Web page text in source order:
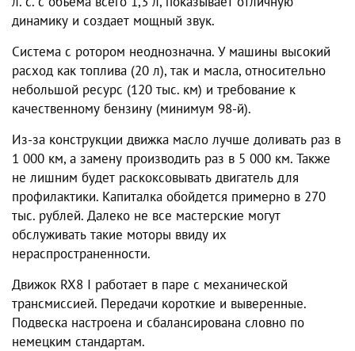
динамику и создает мощный звук.
Система с ротором неоднозначна. У машины высокий
расход как топлива (20 л), так и масла, относительно
небольшой ресурс (120 тыс. км) и требование к
качественному бензину (минимум 98-й).
Из-за конструкции движка масло лучше доливать раз в
1 000 км, а замену производить раз в 5 000 км. Также
не лишним будет раскоксовывать двигатель для
профилактики. Капиталка обойдется примерно в 270
тыс. рублей. Далеко не все мастерские могут
обслуживать такие моторы ввиду их
нераспространенности.
Движок RX8 I работает в паре с механической
трансмиссией. Передачи короткие и выверенные.
Подвеска настроена и сбалансирована словно по
немецким стандартам.